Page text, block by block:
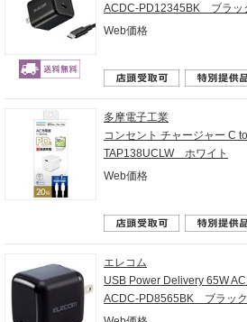
ACDC-PD12345BK ブラッ
Web価格
多摩電子工業
コンセント チャージャー C to
TAP138UCLW ホワイト
Web価格
エレコム
USB Power Delivery 65W
ACDC-PD8565BK ブラック